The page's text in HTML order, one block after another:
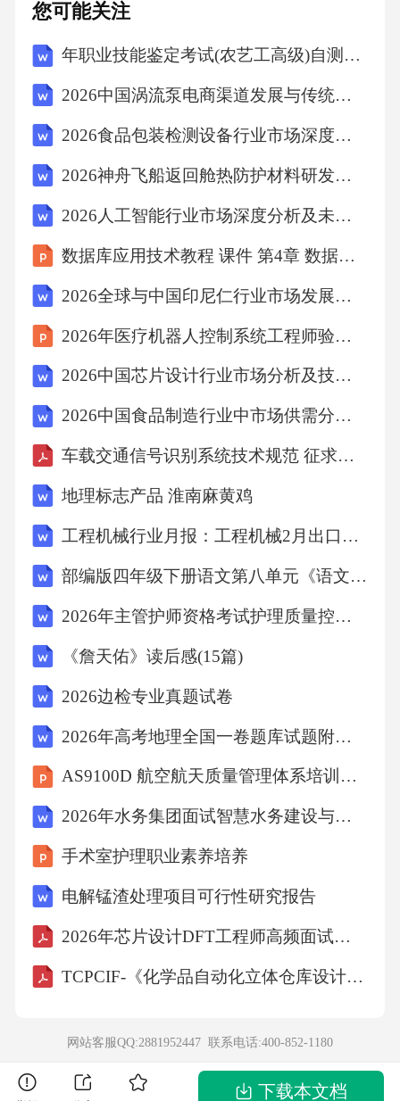
服务空间、市政公用空间等五类设施空间，关
注人的出行全流程体验，对各类设施空间进行
一体化规划
设计引导，确立城市轨道交通车站设施空间与
周边城市空间的三维立体对接关系，提升空间
规划设计的
协同化、精细化、高效化、品质化，指导城市
轨道交通站点周边地区各类设施空间共谋、共
建、共治、
共享。
本《导则》适用于城市轨道交通站点周边地区
设施空间规划编制、规划管理、工程设计等。
城际铁路等站点周边地区设施空间可参照使
用。
1.5使用方法
则》。本《导则》没有规定的，应按国家现行
有关标
2术语和定义
2.1
城市轨道交通站点urbanrailtransitstation
您可能关注
年职业技能鉴定考试(农艺工高级)自测试题及答案
2026中国涡流泵电商渠道发展与传统经销模式变革报告
2026食品包装检测设备行业市场深度研究及发展趋势与投资潜力报告
2026神舟飞船返回舱热防护材料研发应用行业市场竞争发展现状分析报告
2026人工智能行业市场深度分析及未来布局发展策略研究报告
数据库应用技术教程 课件 第4章 数据查询2
2026全球与中国印尼仁行业市场发展分析及发展前景预测研究报告
2026年医疗机器人控制系统工程师验收测试标准
2026中国芯片设计行业市场分析及技术瓶颈与供应链安全报告
2026中国食品制造行业中市场供需分析及投资评估规划分析研究报告
车载交通信号识别系统技术规范 征求意见稿
地理标志产品 淮南麻黄鸡
工程机械行业月报：工程机械2月出口超预期行业景气持续向好
部编版四年级下册语文第八单元《语文园地八》同步练习
2026年主管护师资格考试护理质量控制练习题及答案
《詹天佑》读后感(15篇)
2026边检专业真题试卷
2026年高考地理全国一卷题库试题附答案完整版
AS9100D 航空航天质量管理体系培训课件
2026年水务集团面试智慧水务建设与信息化系统应用题
手术室护理职业素养培养
电解锰渣处理项目可行性研究报告
2026年芯片设计DFT工程师高频面试题包含详细解答
TCPCIF-《化学品自动化立体仓库设计规范》
网站客服QQ:2881952447 联系电话:400-852-1180
下载本文档